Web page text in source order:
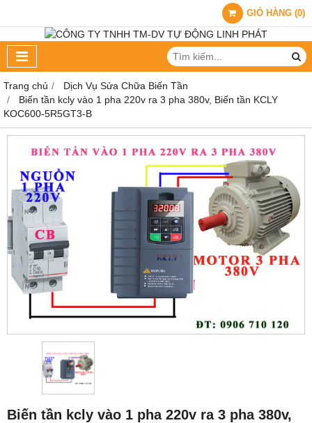
GIỎ HÀNG (0)
Trang chủ
Dịch Vụ Sửa Chữa Biến Tần
Biến tần kcly vào 1 pha 220v ra 3 pha 380v, Biến tần KCLY
KOC600-5R5GT3-B
Biến tần kcly vào 1 pha 220v ra 3 pha 380v,